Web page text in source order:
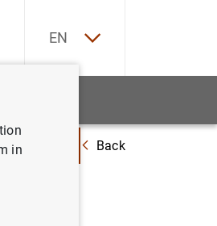
EN
sociales y de gobernanza"
Back
in